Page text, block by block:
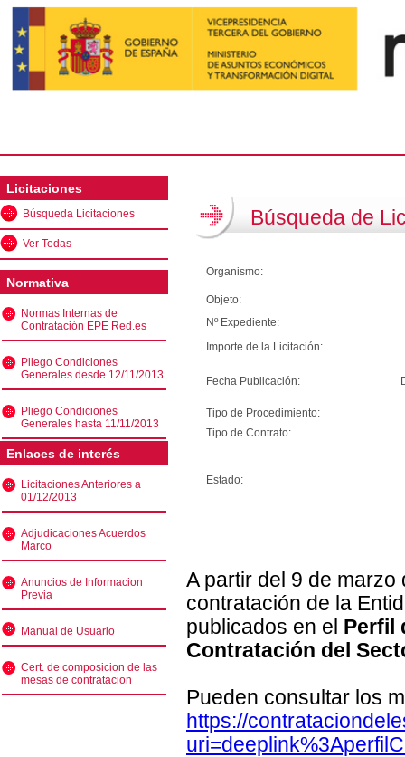
Licitaciones
Búsqueda Licitaciones
Ver Todas
Normativa
Normas Internas de
Contratación EPE Red.es
Pliego Condiciones
Generales desde 12/11/2013
Pliego Condiciones
Generales hasta 11/11/2013
Enlaces de interés
Licitaciones Anteriores a
01/12/2013
Adjudicaciones Acuerdos
Marco
Anuncios de Informacion
Previa
Manual de Usuario
Cert. de composicion de las
mesas de contratacion
Búsqueda de
Organismo:
Objeto:
Nº Expediente:
Importe de la Licitación:
Fecha Publicación:
Tipo de Procedimiento:
Tipo de Contrato:
Estado:
A partir del 9 de
contratación de la
publicados en el Perfil
Contratación del
Pueden consultar los
https://